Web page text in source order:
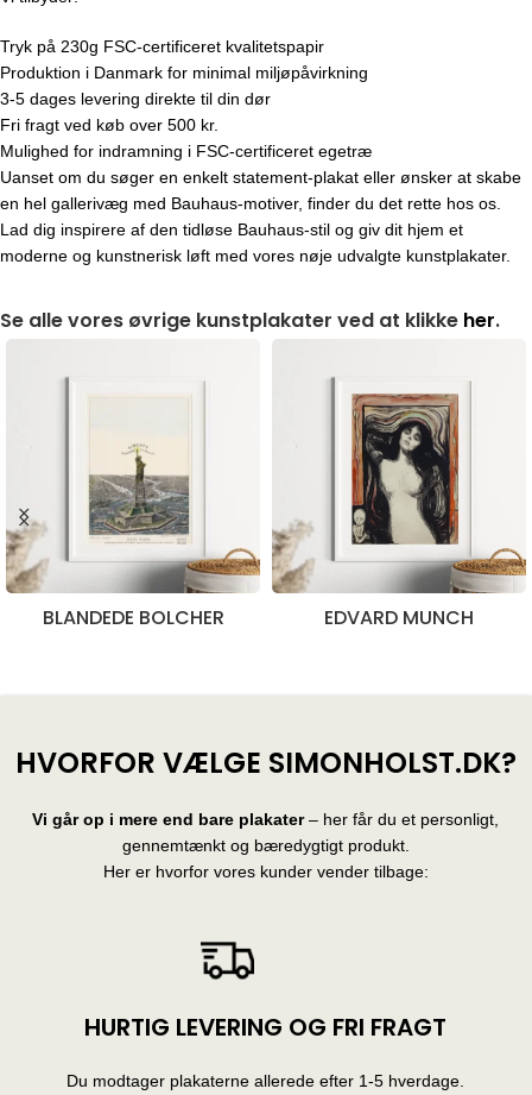
Tryk på 230g FSC-certificeret kvalitetspapir
Produktion i Danmark for minimal miljøpåvirkning
3-5 dages levering direkte til din dør
Fri fragt ved køb over 500 kr.
Mulighed for indramning i FSC-certificeret egetræ
Uanset om du søger en enkelt statement-plakat eller ønsker at skabe
en hel gallerivæg med Bauhaus-motiver, finder du det rette hos os.
Lad dig inspirere af den tidløse Bauhaus-stil og giv dit hjem et
moderne og kunstnerisk løft med vores nøje udvalgte kunstplakater.
Se alle vores øvrige kunstplakater ved at klikke her.
BLANDEDE BOLCHER EDVARD MUNCH
HVORFOR VÆLGE SIMONHOLST.DK?
Vi går op i mere end bare plakater– her får du et personligt,
gennemtænkt og bæredygtigt produkt.
Her er hvorfor vores kunder vender tilbage:
HURTIG LEVERING OG FRI FRAGT
Du modtager plakaterne allerede efter 1-5 hverdage.